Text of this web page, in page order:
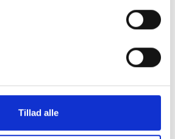
Tillad alle